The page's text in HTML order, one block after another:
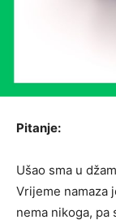
Pitanje:
Ušao sma u
Vrijeme namaza
nema nikoga, pa